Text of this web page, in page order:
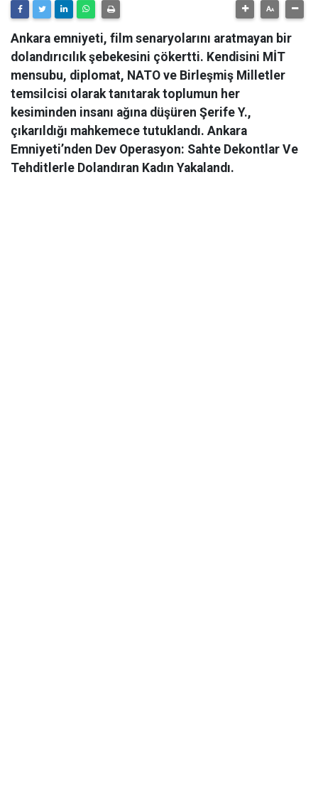
Ankara emniyeti, film senaryolarını aratmayan bir
dolandırıcılık şebekesini çökertti. Kendisini MİT
mensubu, diplomat, NATO ve Birleşmiş Milletler
temsilcisi olarak tanıtarak toplumun her
kesiminden insanı ağına düşüren Şerife Y.,
çıkarıldığı mahkemece tutuklandı. Ankara
Emniyeti’nden Dev Operasyon: Sahte Dekontlar Ve
Tehditlerle Dolandıran Kadın Yakalandı.